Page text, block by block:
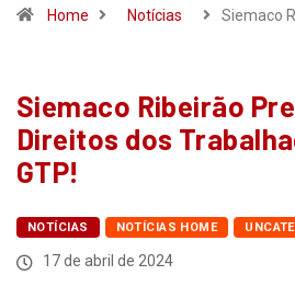
Home Notícias Siemaco
Siemaco Ribeirão
Direitos dos
GTP!
NOTÍCIAS NOTÍCIAS HOME
17 de abril de 2024